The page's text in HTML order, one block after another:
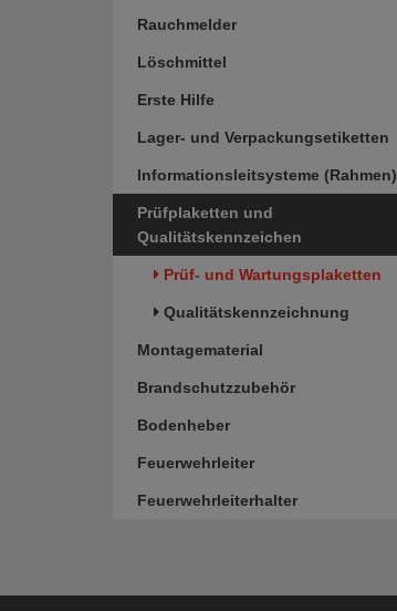
Rauchmelder
Löschmittel
Erste Hilfe
Lager- und Verpackungsetiketten
Informationsleitsysteme (Rahmen)
Prüfplaketten und
Qualitätskennzeichen
Prüf- und Wartungsplaketten
Qualitätskennzeichnung
Montagematerial
Brandschutzzubehör
Bodenheber
Feuerwehrleiter
Feuerwehrleiterhalter